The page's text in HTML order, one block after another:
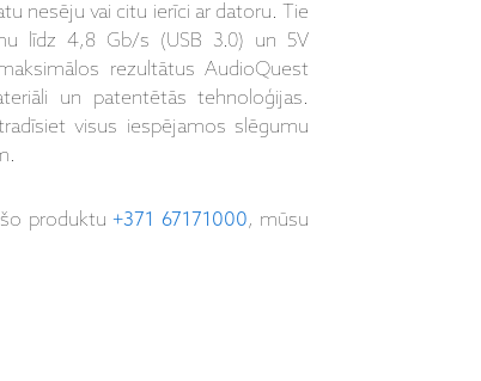
nesēju vai citu ierīci ar datoru. Tie
līdz 4,8 Gb/s (USB 3.0) un 5V
rezultātus AudioQuest
un patentētās tehnoloģijas.
visus iespējamos slēgumu
šo produktu+371 67171000, mūsu